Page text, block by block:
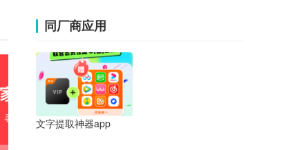
同厂商应用
文字提取神器app